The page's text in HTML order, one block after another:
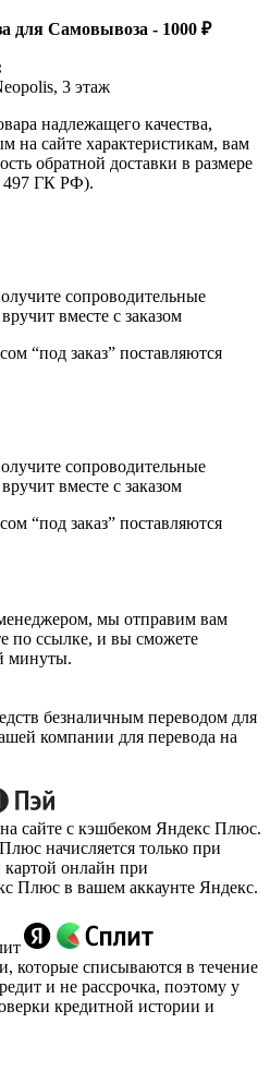
для Самовывоза - 1000 ₽
3 этаж
надлежащего качества,
на сайте характеристикам, вам
обратной доставки в размере
497 ГК РФ).
сопроводительные
вместе с заказом
“под заказ” поставляются
сопроводительные
вместе с заказом
“под заказ” поставляются
мы отправим вам
по ссылке, и вы сможете
минуты.
безналичным переводом для
компании для перевода на
сайте с кэшбеком Яндекс Плюс.
начисляется только при
картой онлайн при
Плюс в вашем аккаунте Яндекс.
которые списываются в течение
и не рассрочка, поэтому у
кредитной истории и